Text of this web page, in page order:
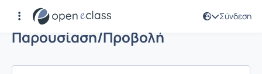
Σύνδεση
Παρουσίαση/Προβολή